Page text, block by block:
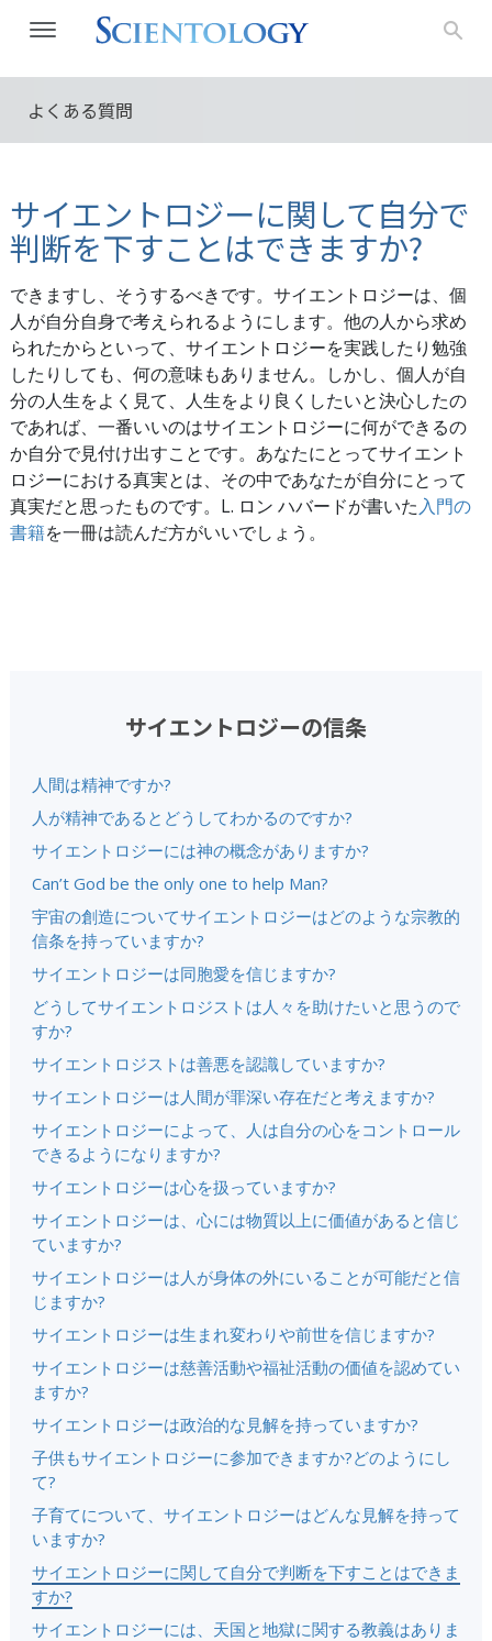
よくある質問
サイエントロジーに関して自分で
判断を下すことはできますか?
できますし、そうするべきです。サイエントロジーは、個
人が自分自身で考えられるようにします。他の人から求め
られたからといって、サイエントロジーを実践したり勉強
したりしても、何の意味もありません。しかし、個人が自
分の人生をよく見て、人生をより良くしたいと決心したの
であれば、一番いいのはサイエントロジーに何ができるの
か自分で見付け出すことです。あなたにとってサイエント
ロジーにおける真実とは、その中であなたが自分にとって
真実だと思ったものです。L. ロン ハバードが書いた入門の
書籍を一冊は読んだ方がいいでしょう。
サイエントロジーの信条
人間は精神ですか?
人が精神であるとどうしてわかるのですか?
サイエントロジーには神の概念がありますか?
Can’t God be the only one to help Man?
宇宙の創造についてサイエントロジーはどのような宗教的
信条を持っていますか?
サイエントロジーは同胞愛を信じますか?
どうしてサイエントロジストは人々を助けたいと思うので
すか?
サイエントロジストは善悪を認識していますか?
サイエントロジーは人間が罪深い存在だと考えますか?
サイエントロジーによって、人は自分の心をコントロール
できるようになりますか?
サイエントロジーは心を扱っていますか?
サイエントロジーは、心には物質以上に価値があると信じ
ていますか?
サイエントロジーは人が身体の外にいることが可能だと信
じますか?
サイエントロジーは生まれ変わりや前世を信じますか?
サイエントロジーは慈善活動や福祉活動の価値を認めてい
ますか?
サイエントロジーは政治的な見解を持っていますか?
子供もサイエントロジーに参加できますか?どのようにし
て?
子育てについて、サイエントロジーはどんな見解を持って
いますか?
サイエントロジーに関して自分で判断を下すことはできま
すか?
サイエントロジーには、天国と地獄に関する教義はありま